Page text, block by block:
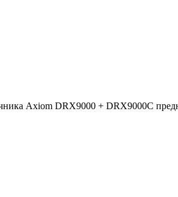
Axiom DRX9000 + DRX9000C